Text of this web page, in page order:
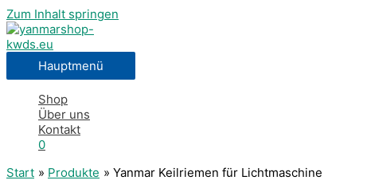
Zum Inhalt springen
Hauptmenü
Shop
Über uns
Kontakt
0
Start
Produkte Yanmar Keilriemen für Lichtmaschine